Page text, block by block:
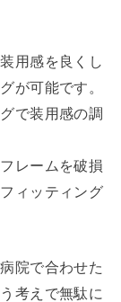
用感を良くし
が可能です。
で装用感の調
レームを破損
ィッティング
院で合わせた
考えで無駄に